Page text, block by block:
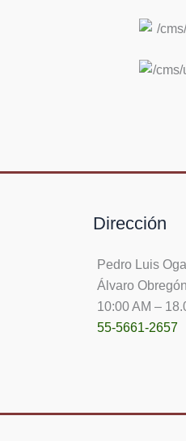
Dirección
Pedro Luis
Álvaro
10:00 AM –
55-5661-2657